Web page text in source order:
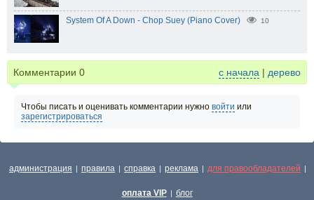
System Of A Down - Chop Suey (Piano Cover) 10
Комментарии 0 с начала | дерево
Чтобы писать и оценивать комментарии нужно войти или
зарегистрироваться
администрация | правила | справка | реклама | для правообладателей |
оплата VIP | блог